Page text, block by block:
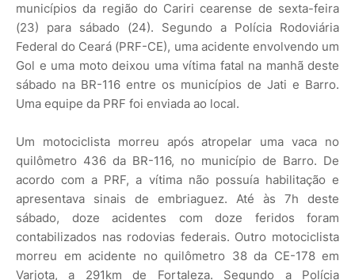
municípios da região do Cariri cearense de sexta-feira
(23) para sábado (24). Segundo a Polícia Rodoviária
Federal do Ceará (PRF-CE), uma acidente envolvendo um
Gol e uma moto deixou uma vítima fatal na manhã deste
sábado na BR-116 entre os municípios de Jati e Barro.
Uma equipe da PRF foi enviada ao local.
Um motociclista morreu após atropelar uma vaca no
quilômetro 436 da BR-116, no município de Barro. De
acordo com a PRF, a vítima não possuía habilitação e
apresentava sinais de embriaguez. Até às 7h deste
sábado, doze acidentes com doze feridos foram
contabilizados nas rodovias federais. Outro motociclista
morreu em acidente no quilômetro 38 da CE-178 em
Varjota, a 291km de Fortaleza. Segundo a Polícia